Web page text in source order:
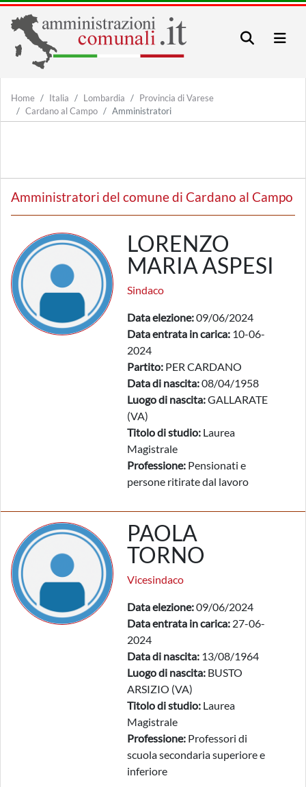
Home Italia Lombardia
Provincia di Varese
Cardano al Campo
Amministratori
Amministratori del comune di Cardano al Campo
LORENZO
MARIA ASPESI
Sindaco
Data elezione:09/06/2024
Data entrata in carica: 10-06-
2024
Partito: PER CARDANO
Data di nascita:08/04/1958
Luogo di nascita:GALLARATE
(VA)
Titolo di studio: Laurea
Magistrale
Professione: Pensionati e
persone ritirate dal lavoro
PAOLA
TORNO
Vicesindaco
Data elezione:09/06/2024
Data entrata in carica: 27-06-
2024
Data di nascita: 13/08/1964
Luogo di nascita: BUSTO
ARSIZIO (VA)
Titolo di studio: Laurea
Magistrale
Professione: Professori di
scuola secondaria superiore e
inferiore